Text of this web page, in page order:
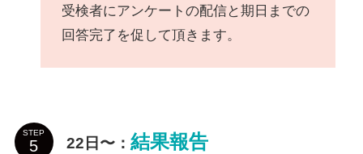
受検者にアンケートの配信と期日までの
回答完了を促して頂きます。
STEP
22日〜： 結果報告